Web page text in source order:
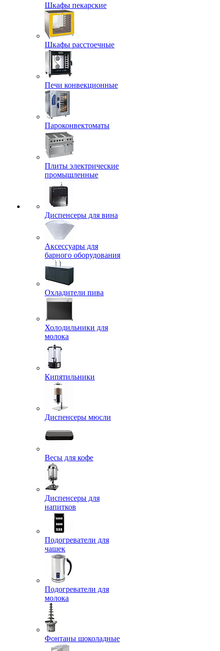
Шкафы пекарские
Шкафы расстоечные
Печи конвекционные
Пароконвектоматы
Плиты электрические
промышленные
Диспенсеры для вина
Аксессуары для
барного оборудования
Охладители пива
Холодильники для
молока
Кипятильники
Диспенсеры мюсли
Весы для кофе
Диспенсеры для
напитков
Подогреватели для
чашек
Подогреватели для
молока
Фонтаны шоколадные